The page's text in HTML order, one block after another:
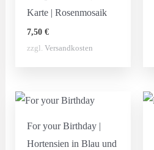
Karte | Rosenmosaik
7,50 €
zzgl. Versandkosten
For your Birthday |
Hortensien in Blau und